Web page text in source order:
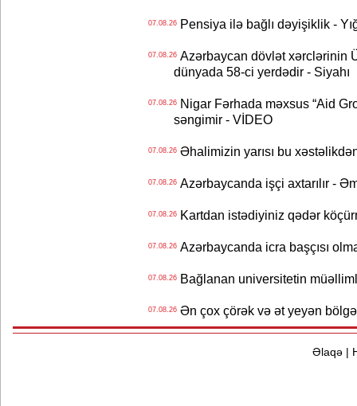
07.08.26Pensiya ilə bağlı dəyişiklik -
07.08.26Azərbaycan dövlət xərclərinin
dünyada 58-ci yerdədir - Siyahı
07.08.26Nigar Fərhada məxsus “Aid
səngimir - VİDEO
07.08.26Əhalimizin yarısı bu
07.08.26Azərbaycanda işçi axtarılır -
07.08.26Kartdan istədiyiniz qədər
07.08.26Azərbaycanda icra başçısı
07.08.26Bağlanan universitetin
07.08.26Ən çox çörək və ət yeyən
Əlaqə|